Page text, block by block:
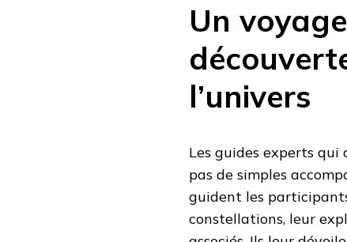
Un
l’univers
Les guides experts qui
pas de simples
guident les
constellations, leur